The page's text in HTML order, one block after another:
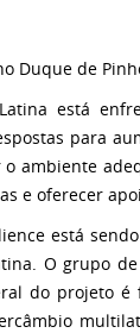
Duque de
está
para
ambiente
e oferecer
está
O grupo
do projeto